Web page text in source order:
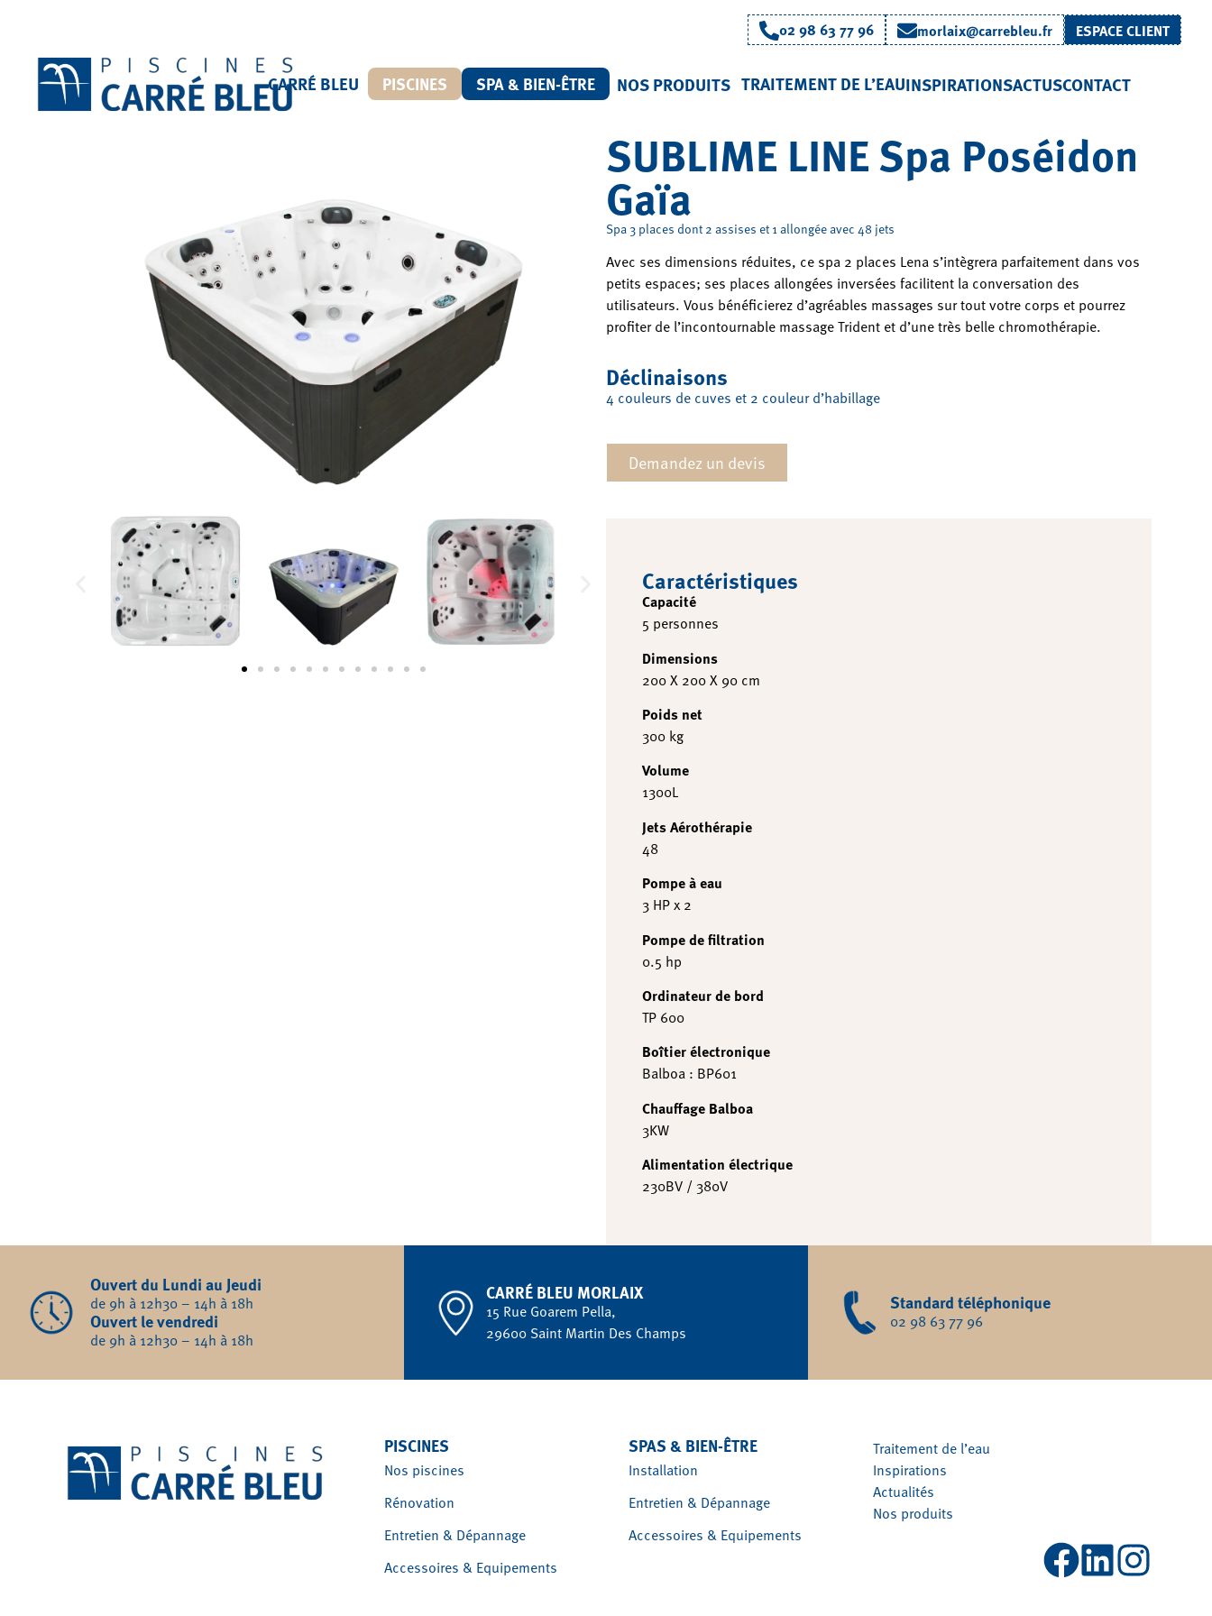
02 98 63 77 96 morlaix@carrebleu.fr ESPACE CLIENT
CARRÉ BLEU PISCINES SPA & BIEN-ÊTRE NOS PRODUITS TRAITEMENT DE L’EAUINSPIRATIONSACTUSCONTACT
SUBLIME LINE Spa Poséidon
Gaïa
Spa 3 places dont 2 assises et 1 allongée avec 48 jets
Avec ses dimensions réduites, ce spa 2 places Lena s’intègrera parfaitement dans vos
petits espaces; ses places allongées inversées facilitent la conversation des
utilisateurs. Vous bénéficierez d’agréables massages sur tout votre corps et pourrez
profiter de l’incontournable massage Trident et d’une très belle chromothérapie.
Déclinaisons
4 couleurs de cuves et 2 couleur d’habillage
Demandez un devis
Caractéristiques
Capacité
5 personnes
Dimensions
200 X 200 X 90 cm
Poids net
300 kg
Volume
1300L
Jets Aérothérapie
48
Pompe à eau
3 HP x 2
Pompe de filtration
0.5 hp
Ordinateur de bord
TP 600
Boîtier électronique
Balboa : BP601
Chauffage Balboa
3KW
Alimentation électrique
230BV / 380V
Ouvert du Lundi au Jeudi
de 9h à 12h30 – 14h à 18h
Ouvert le vendredi
de 9h à 12h30 – 14h à 18h
CARRÉ BLEU MORLAIX
15 Rue Goarem Pella,
29600 Saint Martin Des Champs
Standard téléphonique
02 98 63 77 96
PISCINES
Nos piscines
Rénovation
Entretien & Dépannage
Accessoires & Equipements
SPAS & BIEN-ÊTRE
Installation
Entretien & Dépannage
Accessoires & Equipements
Traitement de l’eau
Inspirations
Actualités
Nos produits